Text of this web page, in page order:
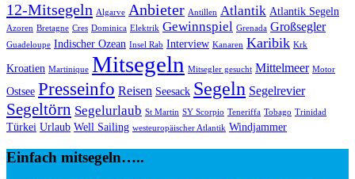
12-Mitsegeln Algarve Anbieter Antillen Atlantik Atlantik Segeln
Azoren Bretagne Cres Dominica Elektrik Gewinnspiel Grenada Großsegler
Guadeloupe Indischer Ozean Insel Rab Interview Kanaren Karibik Krk
Kroatien Martinique Mitsegeln Mitsegler gesucht Mittelmeer Motor
Ostsee Presseinfo Reisen Seesack Segeln Segelrevier
Segeltörn Segelurlaub St Martin SY Scorpio Teneriffa Tobago Trinidad
Türkei Urlaub Well Sailing westeuropäischer Atlantik Windjammer
Einfach mitsegeln…..